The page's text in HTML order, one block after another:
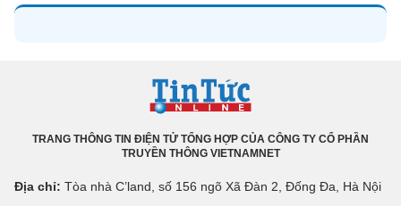
TRANG THÔNG TIN ĐIỆN TỬ TỔNG HỢP CỦA CÔNG TY CỔ PHẦN
TRUYỀN THÔNG VIETNAMNET
Địa chỉ: Tòa nhà C’land, số 156 ngõ Xã Đàn 2, Đống Đa, Hà Nội